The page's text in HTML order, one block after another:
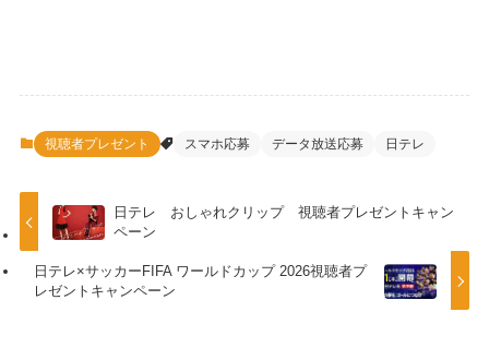
視聴者プレゼント スマホ応募 データ放送応募 日テレ
日テレ おしゃれクリップ 視聴者プレゼントキャン
ペーン
日テレ×サッカーFIFA ワールドカップ 2026視聴者プ
レゼントキャンペーン